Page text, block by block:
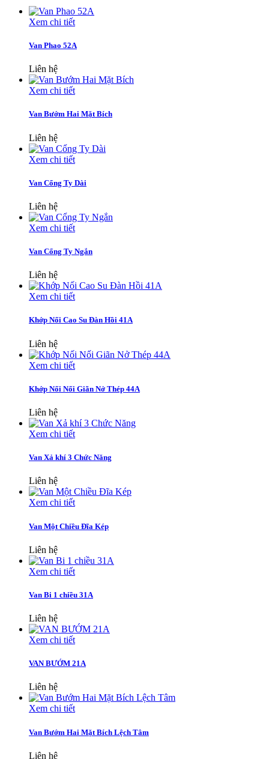
Xem chi tiết
Van Phao 52A
Liên hệ
Xem chi tiết
Van Bướm Hai Mặt Bích
Liên hệ
Xem chi tiết
Van Cổng Ty Dài
Liên hệ
Xem chi tiết
Van Cổng Ty Ngắn
Liên hệ
Xem chi tiết
Khớp Nối Cao Su Đàn Hồi 41A
Liên hệ
Xem chi tiết
Khớp Nối Nối Giãn Nở Thép 44A
Liên hệ
Xem chi tiết
Van Xả khí 3 Chức Năng
Liên hệ
Xem chi tiết
Van Một Chiều Đĩa Kép
Liên hệ
Xem chi tiết
Van Bi 1 chiều 31A
Liên hệ
Xem chi tiết
VAN BƯỚM 21A
Liên hệ
Xem chi tiết
Van Bướm Hai Mặt Bích Lệch Tâm
Liên hệ